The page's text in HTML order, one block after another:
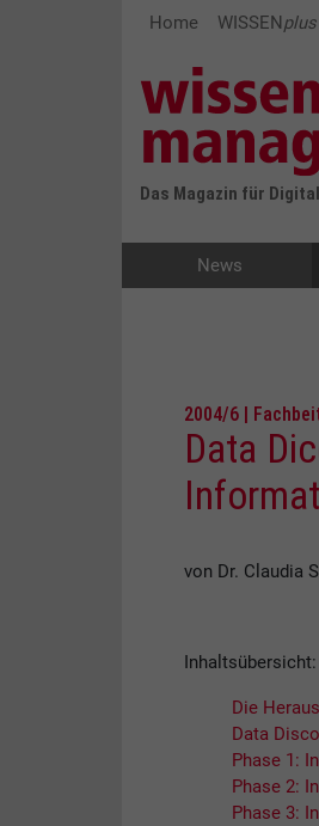
Home WISSENplus
Das Magazin für
News
2004/6 |
Data
von Dr. Claudia
Inhaltsübersicht:
Die
Data
Phase 1:
Phase 2:
Phase 3: